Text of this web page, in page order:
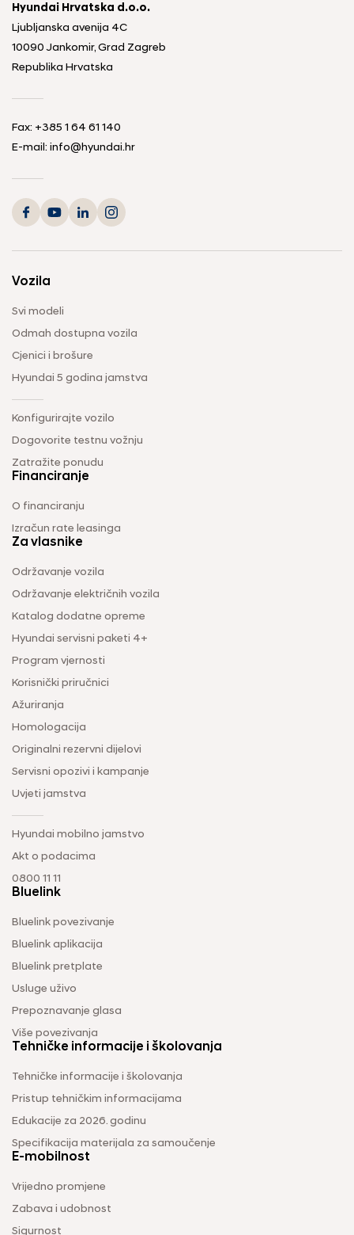
Hyundai Hrvatska d.o.o.
Ljubljanska avenija 4C
10090 Jankomir, Grad Zagreb
Republika Hrvatska
Fax: +385 1 64 61 140
E-mail: info@hyundai.hr
Vozila
Svi modeli
Odmah dostupna vozila
Cjenici i brošure
Hyundai 5 godina jamstva
Konfigurirajte vozilo
Dogovorite testnu vožnju
Zatražite ponudu
Financiranje
O financiranju
Izračun rate leasinga
Za vlasnike
Održavanje vozila
Održavanje električnih vozila
Katalog dodatne opreme
Hyundai servisni paketi 4+
Program vjernosti
Korisnički priručnici
Ažuriranja
Homologacija
Originalni rezervni dijelovi
Servisni opozivi i kampanje
Uvjeti jamstva
Hyundai mobilno jamstvo
Akt o podacima
0800 11 11
Bluelink
Bluelink povezivanje
Bluelink aplikacija
Bluelink pretplate
Usluge uživo
Prepoznavanje glasa
Više povezivanja
Tehničke informacije i školovanja
Tehničke informacije i školovanja
Pristup tehničkim informacijama
Edukacije za 2026. godinu
Specifikacija materijala za samoučenje
E-mobilnost
Vrijedno promjene
Zabava i udobnost
Sigurnost